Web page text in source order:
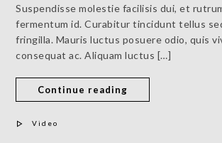
Suspendisse molestie facilisis dui, et
fermentum id. Curabitur tincidunt tellus
fringilla. Mauris luctus posuere odio, quis
consequat ac. Aliquam luctus […]
Continue reading
Video